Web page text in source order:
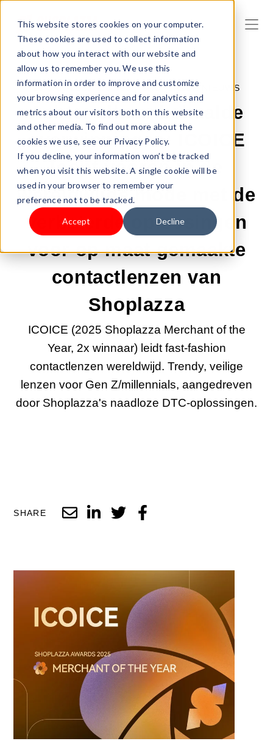
This website stores cookies on your computer.
These cookies are used to collect information
about how you interact with our website and
allow us to remember you. We use this
information in order to improve and customize
your browsing experience and for analytics and
metrics about our visitors both on this website
and other media. To find out more about the
cookies we use, see our Privacy Policy.
If you decline, your information won’t be tracked
when you visit this website. A single cookie will be
used in your browser to remember your
preference not to be tracked.
Accept Decline
28-JAN-2026 2:00:03 | SHOPLAZZA NIEUWS
Achter elkaar behaalde
overwinningen: ICOICE
loopt voorop in de
wereldwijde mode met de
verbeterde oplossingen
voor op maat gemaakte
contactlenzen van
Shoplazza
ICOICE (2025 Shoplazza Merchant of the
Year, 2x winnaar) leidt fast-fashion
contactlenzen wereldwijd. Trendy, veilige
lenzen voor Gen Z/millennials, aangedreven
door Shoplazza's naadloze DTC-oplossingen.
SHARE